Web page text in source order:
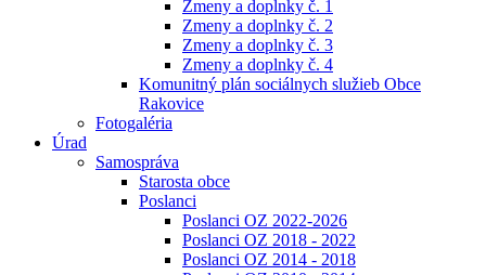
Zmeny a doplnky č. 1
Zmeny a doplnky č. 2
Zmeny a doplnky č. 3
Zmeny a doplnky č. 4
Komunitný plán sociálnych služieb Obce
Rakovice
Fotogaléria
Úrad
Samospráva
Starosta obce
Poslanci
Poslanci OZ 2022-2026
Poslanci OZ 2018 - 2022
Poslanci OZ 2014 - 2018